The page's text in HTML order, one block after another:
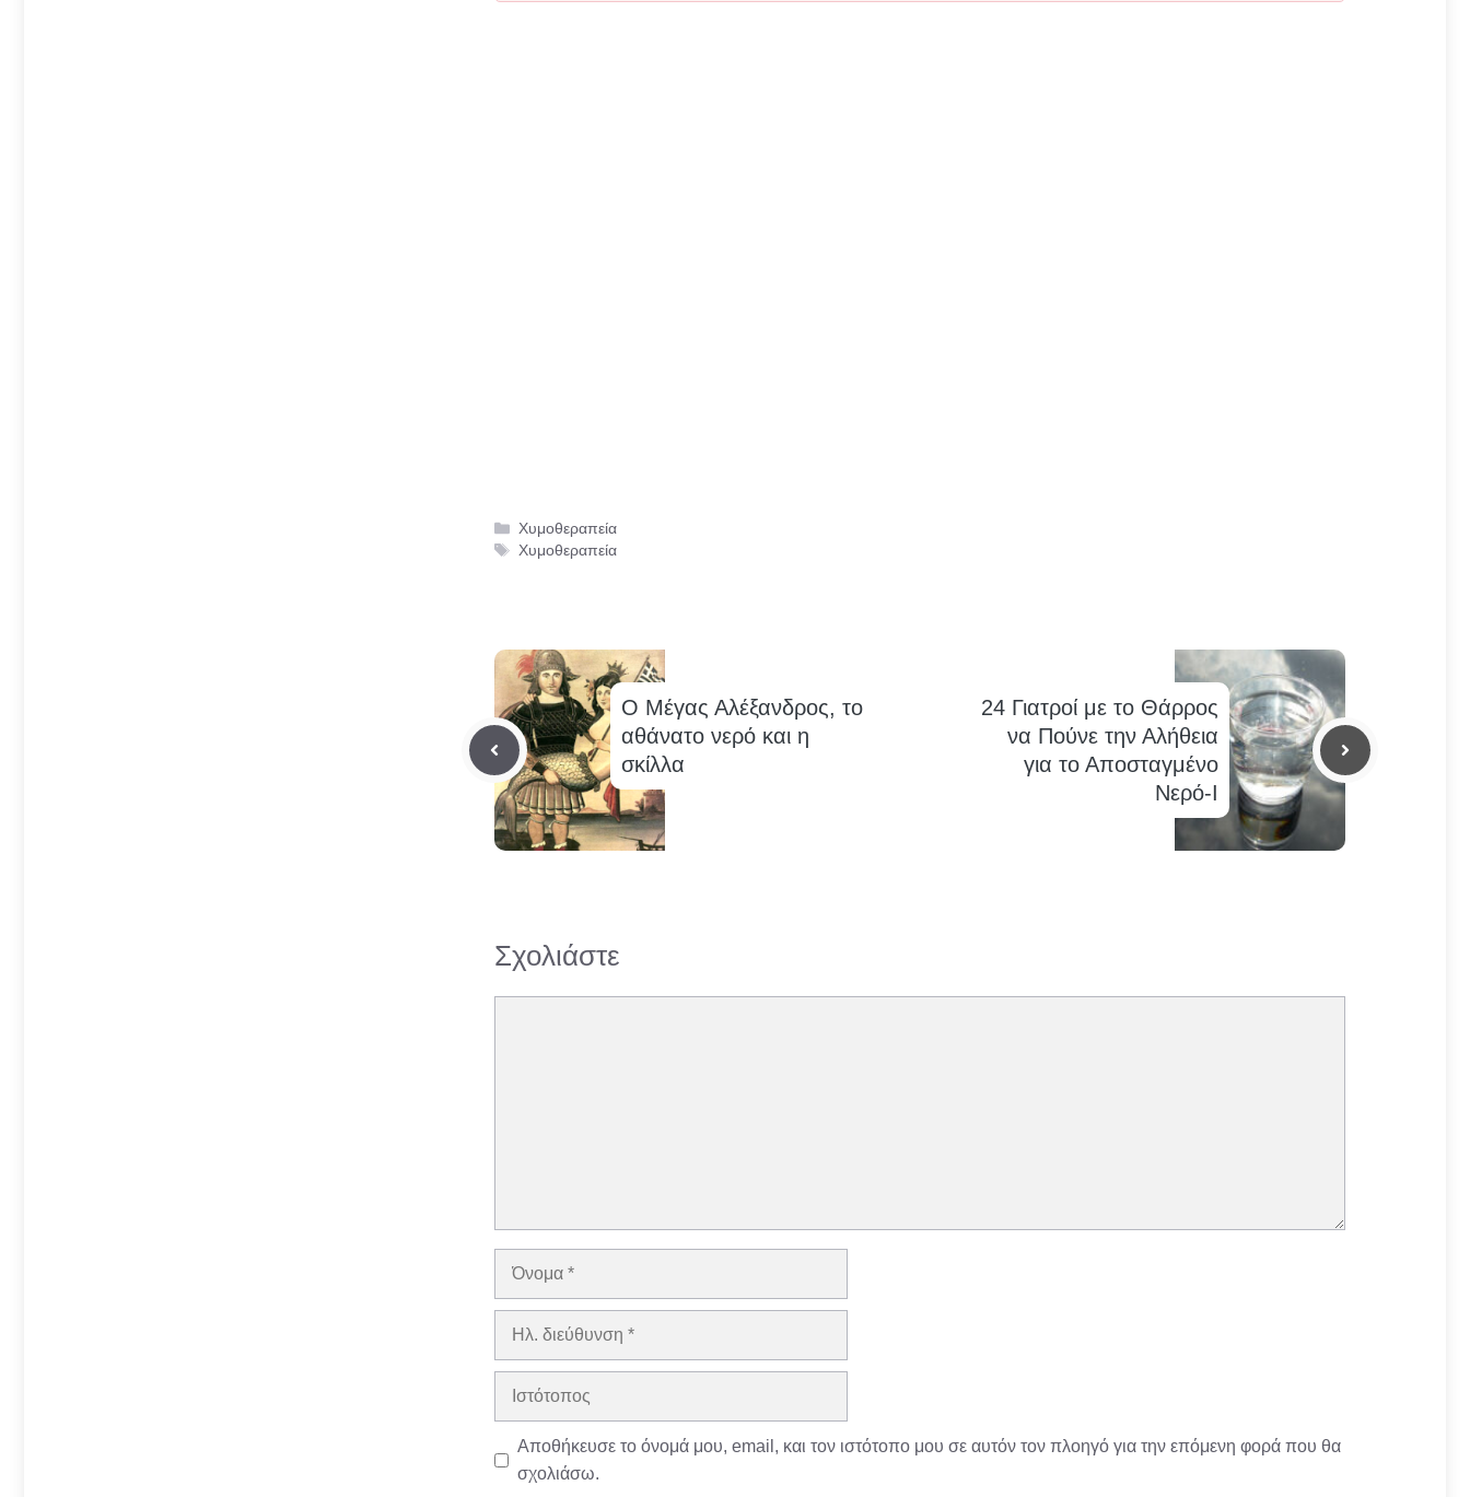
Κατηγορίες
Χυμοθεραπεία
Ετικέτες
Χυμοθεραπεία
Ο Μέγας Αλέξανδρος, το
αθάνατο νερό και η
σκίλλα
24 Γιατροί με το Θάρρος
να Πούνε την Αλήθεια
για το Αποσταγμένο
Νερό-I
Σχολιάστε
Όνομα
Ηλ.
Ιστότοπος
Αποθήκευσε το όνομά μου, email, και τον ιστότοπο μου σε αυτόν τον πλοηγό για την επόμενη φορά που θα
σχολιάσω.